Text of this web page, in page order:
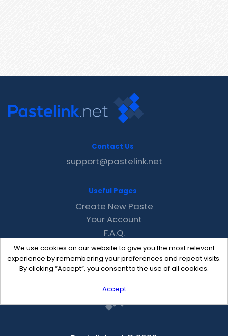
We use cookies on our website to give you the most relevant
experience by remembering your preferences and repeat visits.
By clicking “Accept”, you consent to the use of all cookies.
Accept
Contact Us
support@pastelink.net
Useful Pages
Create New Paste
Your Account
F.A.Q.
Recent
Contact